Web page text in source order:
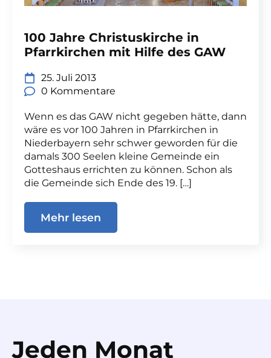
100 Jahre Christuskirche in
Pfarrkirchen mit Hilfe des GAW
25. Juli 2013
0 Kommentare
Wenn es das GAW nicht gegeben hätte, dann
wäre es vor 100 Jahren in Pfarrkirchen in
Niederbayern sehr schwer geworden für die
damals 300 Seelen kleine Gemeinde ein
Gotteshaus errichten zu können. Schon als
die Gemeinde sich Ende des 19. […]
Mehr lesen
Jeden Monat